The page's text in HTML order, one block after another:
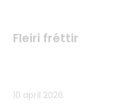
Fleiri fréttir
10 apríl 2026